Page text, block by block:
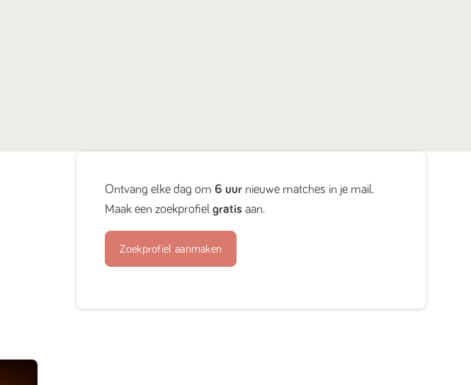
Ontvang elke dag om6 uur nieuwe matches in je mail.
Maak een zoekprofielgratis aan.
Zoekprofiel aanmaken